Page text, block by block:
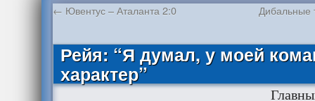
← Ювентус – Аталанта 2:0 Дибальные
Рейя: “Я думал, у моей
характер”